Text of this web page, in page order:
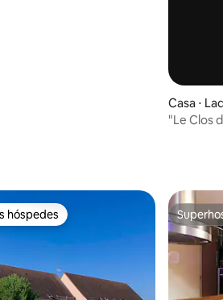
Casa ⋅
"Le Clos
hóspedes
hóspedes